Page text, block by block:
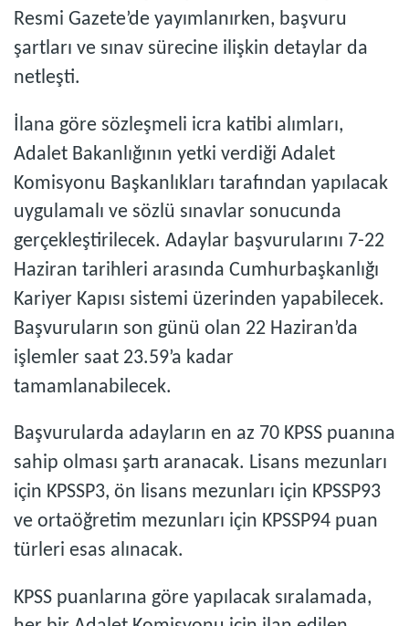
Resmi Gazete’de yayımlanırken, başvuru
şartları ve sınav sürecine ilişkin detaylar da
netleşti.
İlana göre sözleşmeli icra katibi alımları,
Adalet Bakanlığının yetki verdiği Adalet
Komisyonu Başkanlıkları tarafından yapılacak
uygulamalı ve sözlü sınavlar sonucunda
gerçekleştirilecek. Adaylar başvurularını 7-22
Haziran tarihleri arasında Cumhurbaşkanlığı
Kariyer Kapısı sistemi üzerinden yapabilecek.
Başvuruların son günü olan 22 Haziran’da
işlemler saat 23.59’a kadar
tamamlanabilecek.
Başvurularda adayların en az 70 KPSS puanına
sahip olması şartı aranacak. Lisans mezunları
için KPSSP3, ön lisans mezunları için KPSSP93
ve ortaöğretim mezunları için KPSSP94 puan
türleri esas alınacak.
KPSS puanlarına göre yapılacak sıralamada,